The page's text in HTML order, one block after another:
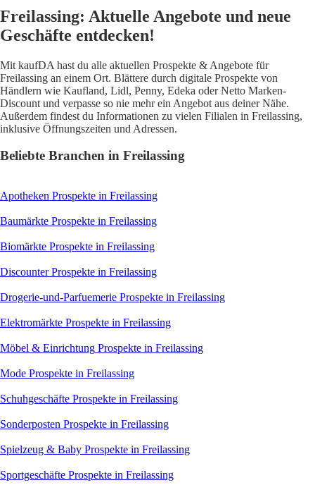
Freilassing: Aktuelle Angebote und neue
Geschäfte entdecken!
Mit kaufDA hast du alle aktuellen Prospekte & Angebote für
Freilassing an einem Ort. Blättere durch digitale Prospekte von
Händlern wie Kaufland, Lidl, Penny, Edeka oder Netto Marken-
Discount und verpasse so nie mehr ein Angebot aus deiner Nähe.
Außerdem findest du Informationen zu vielen Filialen in Freilassing,
inklusive Öffnungszeiten und Adressen.
Beliebte Branchen in Freilassing
Apotheken Prospekte in Freilassing
Baumärkte Prospekte in Freilassing
Biomärkte Prospekte in Freilassing
DiscounterProspekte in Freilassing
Drogerie-und-Parfuemerie Prospekte in Freilassing
Elektromärkte Prospekte in Freilassing
Möbel & Einrichtung Prospekte in Freilassing
Mode Prospekte in Freilassing
Schuhgeschäfte Prospekte in Freilassing
Sonderposten Prospekte in Freilassing
Spielzeug & Baby Prospekte in Freilassing
Sportgeschäfte Prospekte in Freilassing